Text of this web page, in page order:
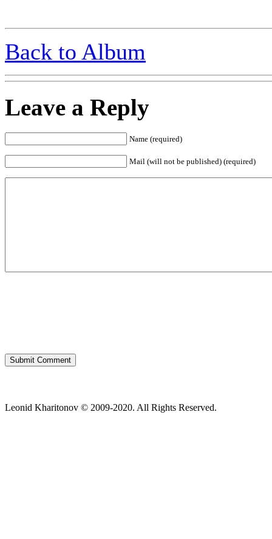
Back to Album
Leave a Reply
Name (required)
Mail (will not be published) (required)
Leonid Kharitonov © 2009-2020. All Rights Reserved.